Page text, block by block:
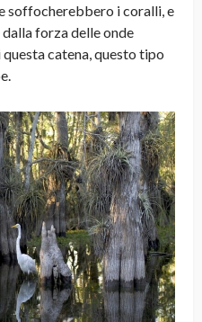
soffocherebbero i coralli, e
forza delle onde
questa catena, questo tipo